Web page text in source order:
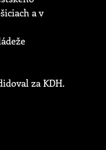
a v
za KDH.